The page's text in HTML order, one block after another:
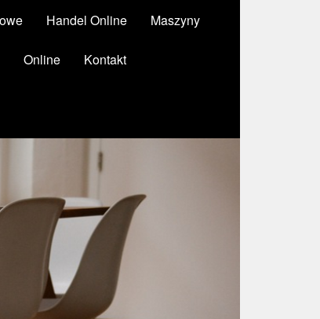
Handel Online Maszyny
Online Kontakt